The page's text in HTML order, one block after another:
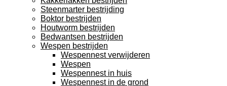
Steenmarter bestrijding
Boktor bestrijden
Houtworm bestrijden
Bedwantsen bestrijden
Wespen bestrijden
Wespennest verwijderen
Wespen
Wespennest in huis
Wespennest in de grond